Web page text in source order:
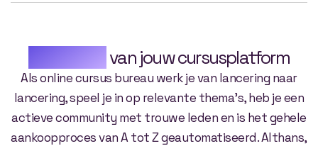
van jouw cursusplatform
Als online cursus bureau werk je van lancering naar
lancering, speel je in op relevante thema’s, heb je een
actieve community met trouwe leden en is het gehele
aankoopproces van A tot Z geautomatiseerd. Althans,